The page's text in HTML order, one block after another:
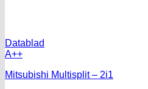
Datablad
A++
Mitsubishi Multisplit – 2i1